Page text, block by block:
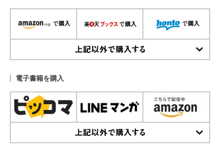
電子書籍を購入